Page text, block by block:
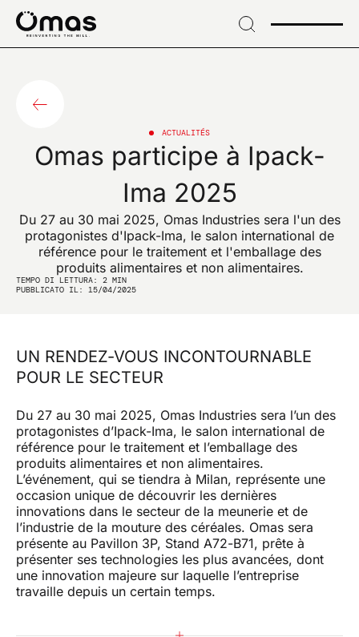
Skip
content
ACTUALITÉS
Omas participe à Ipack-
Ima 2025
Du 27 au 30 mai 2025, Omas Industries sera l'un des
protagonistes d'Ipack-Ima, le salon international de
référence pour le traitement et l'emballage des
produits alimentaires et non alimentaires.
TEMPO DI LETTURA: 2 MIN
PUBBLICATO IL: 15/04/2025
UN RENDEZ-VOUS INCONTOURNABLE
POUR LE SECTEUR
Du 27 au 30 mai 2025, Omas Industries sera l’un des
protagonistes d’Ipack-Ima, le salon international de
référence pour le traitement et l’emballage des
produits alimentaires et non alimentaires.
L’événement, qui se tiendra à Milan, représente une
occasion unique de découvrir les dernières
innovations dans le secteur de la meunerie et de
l’industrie de la mouture des céréales. Omas sera
présente au Pavillon 3P, Stand A72-B71, prête à
présenter ses technologies les plus avancées, dont
une innovation majeure sur laquelle l’entreprise
travaille depuis un certain temps.
recevoir des
informations
exclusives et des
innovations du
secteur
EMAIL*
Je confirme que j'ai lu l'avis de traitement des
données
Je confirme que j'ai lu la politique de confidentialité de
ce site et je donne mon consentement à l'envoi de
communications promotionnelles (y compris les
bulletins d'information) par omas par courrier
électronique et faisant référence à des produits ou
des services.
ENVOYER